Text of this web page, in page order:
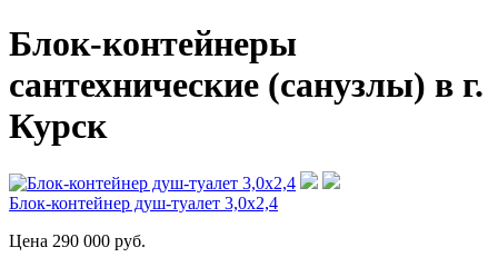
Блок-контейнеры
сантехнические (санузлы) в г.
Курск
Блок-контейнер душ-туалет 3,0х2,4
Цена 290 000 руб.